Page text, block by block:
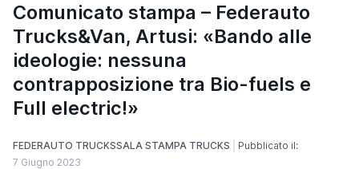
Comunicato stampa – Federauto
Trucks&Van, Artusi: «Bando alle
ideologie: nessuna
contrapposizione tra Bio-fuels e
Full electric!»
FEDERAUTO TRUCKSSALA STAMPA TRUCKS
Pubblicato il:
7 Giugno 2023